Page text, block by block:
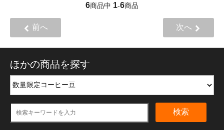
6商品中 1-6商品
前へ 次へ
ほかの商品を探す
検索